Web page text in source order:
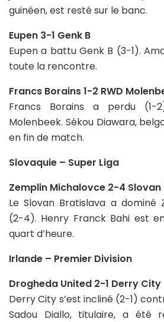
guinéen, est resté sur le banc.
Eupen 3-1 Genk B
Eupen a battu Genk B (3-1).
toute la rencontre.
Francs Borains 1-2 RWD
Francs Borains a perdu (1-
Molenbeek. Sékou Diawara,
en fin de match.
Slovaquie – Super Liga
Zemplin Michalovce 2-4
Le Slovan Bratislava a dominé
(2-4). Henry Franck Bahi est
quart d’heure.
Irlande – Premier Division
Drogheda United 2-1 Derry City
Derry City s’est incliné (2-1)
Sadou Diallo, titulaire, a été